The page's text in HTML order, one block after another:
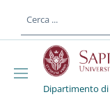
al contenuto
Dipartimento di